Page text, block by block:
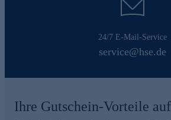
24/7 E-Mail-Service
service@hse.de
Ihre Gutschein-Vorteile